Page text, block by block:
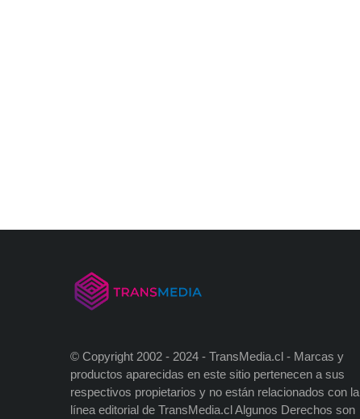
© Copyright 2002 - 2024 - TransMedia.cl - Marcas y
productos aparecidas en este sitio pertenecen a sus
respectivos propietarios y no están relacionados con la
línea editorial de TransMedia.cl Algunos Derechos son